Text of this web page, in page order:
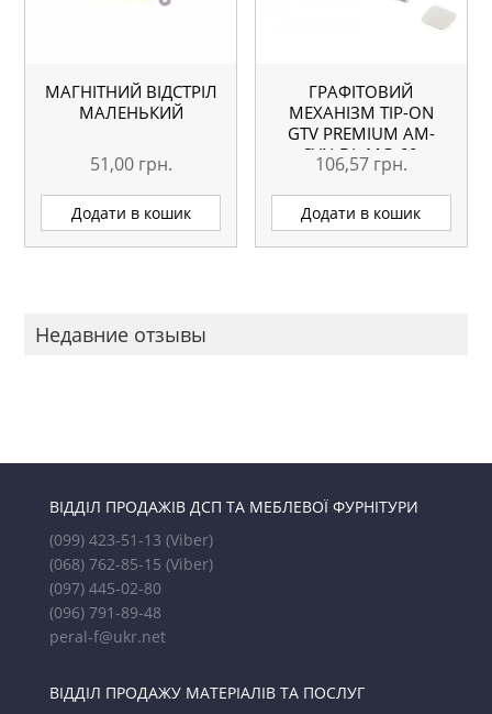
МАГНІТНИЙ ВІДСТРІЛ
МАЛЕНЬКИЙ
51,00 грн.
Додати в кошик
ГРАФІТОВИЙ
МЕХАНІЗМ TIP-ON
GTV PREMIUM AM-
SVN-DL-MG-60
106,57 грн.
Додати в кошик
Недавние отзывы
ВІДДІЛ ПРОДАЖІВ ДСП ТА МЕБЛЕВОЇ ФУРНІТУРИ
(099) 423-51-13 (Viber)
(068) 762-85-15 (Viber)
(097) 445-02-80
(096) 791-89-48
peral-f@ukr.net
ВІДДІЛ ПРОДАЖУ МАТЕРІАЛІВ ТА ПОСЛУГ